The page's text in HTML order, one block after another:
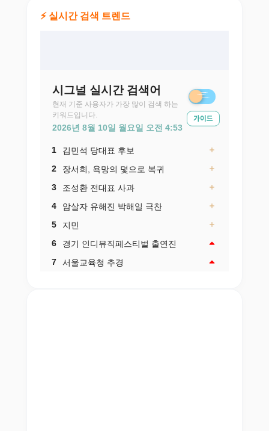
⚡ 실시간 검색 트렌드